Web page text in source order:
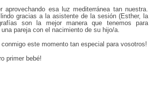
aprovechando esa luz mediterránea tan nuestra.
gracias a la asistente de la sesión (Esther, la
son la mejor manera que tenemos para
pareja con el nacimiento de su hijo/a.
este momento tan especial para vosotros!
primer bebé!